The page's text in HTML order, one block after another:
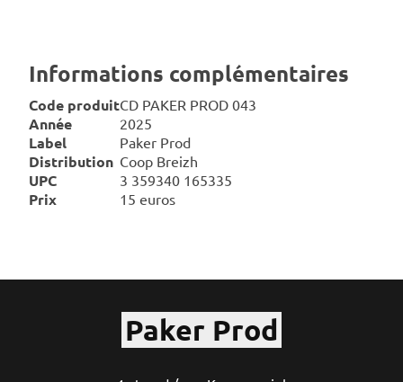
Informations complémentaires
Code produitCD PAKER PROD 043
Année 2025
Label Paker Prod
Distribution Coop Breizh
UPC 3 359340 165335
Prix 15 euros
Paker Prod